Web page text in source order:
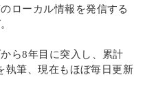
ローカル情報を発信する
ら8年目に突入し、累計
執筆、現在もほぼ毎日更新